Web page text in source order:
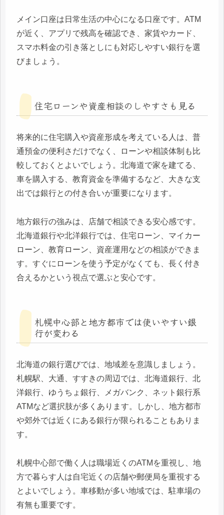
メイン口座は日常生活の中心になる口座です。ATM
が近く、アプリで残高を確認でき、家賃やカード、
スマホ料金の引き落としにも対応しやすい銀行を選
びましょう。
住宅ローンや資産相談のしやすさも見る
将来的に住宅購入や資産形成を考えている人は、普
通預金の便利さだけでなく、ローンや相談体制も比
較しておくとよいでしょう。北海道で家を建てる、
車を購入する、教育資金を準備するなど、大きな支
出では銀行との付き合いが重要になります。
地方銀行の強みは、店舗で相談できる安心感です。
北海道銀行や北洋銀行では、住宅ローン、マイカー
ローン、教育ローン、資産運用などの相談ができま
す。すぐにローンを使う予定がなくても、長く付き
合えるかという視点で選ぶと安心です。
札幌中心部と地方都市では使いやすい銀
行が変わる
北海道の銀行選びでは、地域差を意識しましょう。
札幌駅、大通、すすきの周辺では、北海道銀行、北
洋銀行、ゆうちょ銀行、メガバンク、ネット銀行系
ATMなど選択肢が多くあります。しかし、地方都市
や郊外では近くにある銀行が限られることもありま
す。
札幌中心部で働く人は職場近くのATMを重視し、地
方で暮らす人は自宅近くの店舗や郵便局を重視する
とよいでしょう。車移動が多い地域では、駐車場の
有無も重要です。